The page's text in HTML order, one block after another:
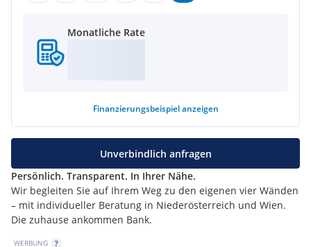
Monatliche Rate
Finanzierungsbeispiel anzeigen
Persönlich. Transparent. In Ihrer Nähe.
Wir begleiten Sie auf Ihrem Weg zu den eigenen vier Wänden
– mit individueller Beratung in Niederösterreich und Wien.
Die zuhause ankommen Bank.
Unverbindlich anfragen
WERBUNG